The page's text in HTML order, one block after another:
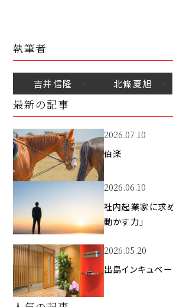
執筆者
吉井信隆 北條夏旭
最新の記事
2026.07.10
伯楽
2026.06.10
社内起業家に求
動かす力」
2026.05.20
出島インキュベ